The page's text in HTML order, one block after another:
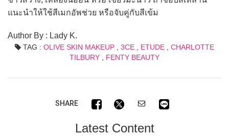
แนะนำให้ใช้สีเมกอัพช่วย หรือจับคู่กับสีเข้ม
Author By : Lady K.
TAG : OLIVE SKIN MAKEUP , 3CE , ETUDE , CHARLOTTE
TILBURY , FENTY BEAUTY
SHARE
Latest Content